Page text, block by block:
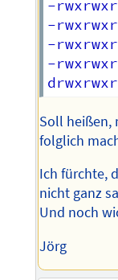
-
-
-
-
Soll heißen,
folglich
Ich fürchte,
nicht ganz
Und noch
Jörg